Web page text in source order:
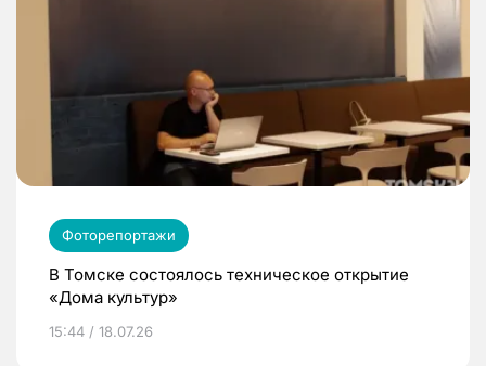
Фоторепортажи
В Томске состоялось техническое открытие
«Дома культур»
15:44 / 18.07.26